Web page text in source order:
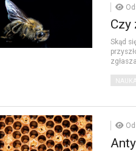
Czy
Skąd